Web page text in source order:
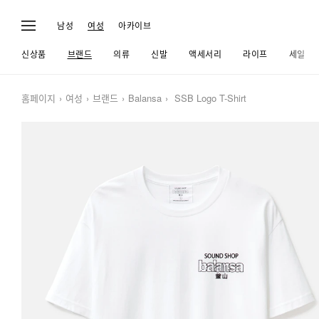
남성 여성 아카이브
신상품 브랜드 의류 신발 액세서리 라이프 세일
홈페이지 여성 브랜드 Balansa SSB Logo T-Shirt